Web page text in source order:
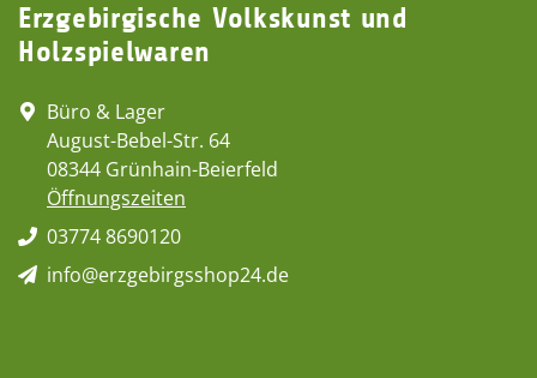
Erzgebirgische Volkskunst und
Holzspielwaren
Büro & Lager
August-Bebel-Str. 64
08344 Grünhain-Beierfeld
Öffnungszeiten
03774 8690120
info@erzgebirgsshop24.de